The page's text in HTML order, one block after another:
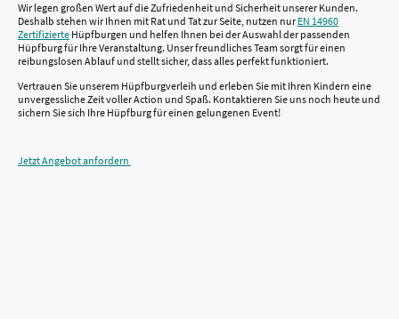
Wir legen großen Wert auf die Zufriedenheit und Sicherheit unserer Kunden.
Deshalb stehen wir Ihnen mit Rat und Tat zur Seite, nutzen nurEN 14960
Zertifizierte Hüpfburgen und helfen Ihnen bei der Auswahl der passenden
Hüpfburg für Ihre Veranstaltung. Unser freundliches Team sorgt für einen
reibungslosen Ablauf und stellt sicher, dass alles perfekt funktioniert.
Vertrauen Sie unserem Hüpfburgverleih und erleben Sie mit Ihren Kindern eine
unvergessliche Zeit voller Action und Spaß. Kontaktieren Sie uns noch heute und
sichern Sie sich Ihre Hüpfburg für einen gelungenen Event!
Jetzt Angebot anfordern